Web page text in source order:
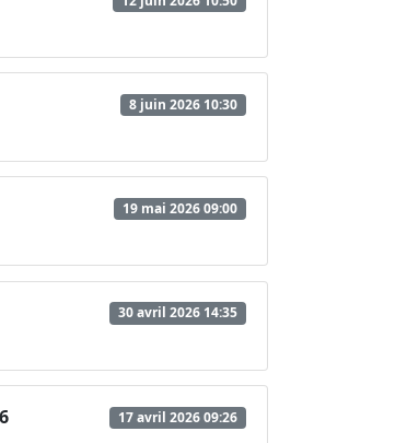
8 juin 2026 10:30
19 mai 2026 09:00
30 avril 2026 14:35
17 avril 2026 09:26